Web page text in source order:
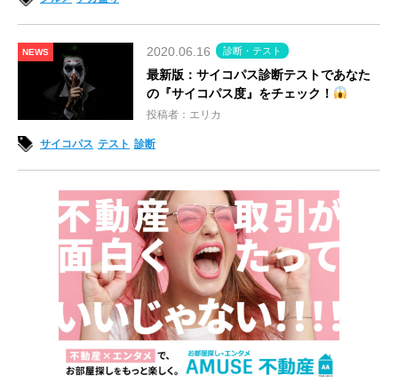
NEWS 2020.06.16 診断・テスト
最新版：サイコパス診断テストであなた
の『サイコパス度』をチェック！
投稿者：エリカ
サイコパス テスト 診断